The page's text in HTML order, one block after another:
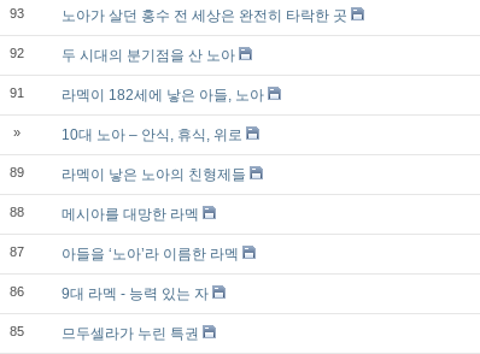
93 노아가 살던 홍수 전 세상은 완전히 타락한 곳
92 두 시대의 분기점을 산 노아
91 라멕이 182세에 낳은 아들, 노아
» 10대 노아 – 안식, 휴식, 위로
89 라멕이 낳은 노아의 친형제들
88 메시아를 대망한 라멕
87 아들을 ‘노아’라 이름한 라멕
86 9대 라멕 - 능력 있는 자
85 므두셀라가 누린 특권